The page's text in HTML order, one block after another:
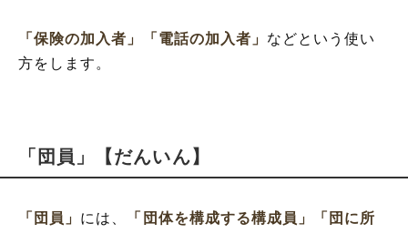
「保険の加入者」 「電話の加入者」 などという使い
方をします。
「団員」【だんいん】
「団員」 には、 「団体を構成する構成員」
「団に所